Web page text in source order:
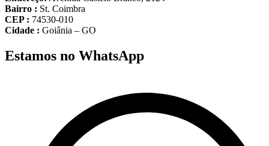
Bairro : St. Coimbra
CEP : 74530-010
Cidade : Goiânia – GO
Estamos no WhatsApp